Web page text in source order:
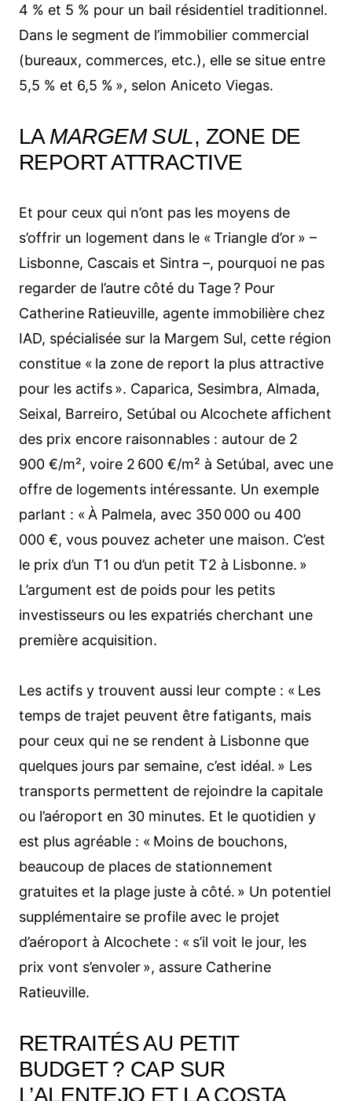
4 % et 5 % pour un bail résidentiel traditionnel.
Dans le segment de l’immobilier commercial
(bureaux, commerces, etc.), elle se situe entre
5,5 % et 6,5 % », selon Aniceto Viegas.
LA MARGEM SUL, ZONE DE
REPORT ATTRACTIVE
Et pour ceux qui n’ont pas les moyens de
s’offrir un logement dans le « Triangle d’or » –
Lisbonne, Cascais et Sintra –, pourquoi ne pas
regarder de l’autre côté du Tage ? Pour
Catherine Ratieuville, agente immobilière chez
IAD, spécialisée sur la Margem Sul, cette région
constitue « la zone de report la plus attractive
pour les actifs ». Caparica, Sesimbra, Almada,
Seixal, Barreiro, Setúbal ou Alcochete affichent
des prix encore raisonnables : autour de 2
900 €/m², voire 2 600 €/m² à Setúbal, avec une
offre de logements intéressante. Un exemple
parlant : « À Palmela, avec 350 000 ou 400
000 €, vous pouvez acheter une maison. C’est
le prix d’un T1 ou d’un petit T2 à Lisbonne. »
L’argument est de poids pour les petits
investisseurs ou les expatriés cherchant une
première acquisition.
Les actifs y trouvent aussi leur compte : « Les
temps de trajet peuvent être fatigants, mais
pour ceux qui ne se rendent à Lisbonne que
quelques jours par semaine, c’est idéal. » Les
transports permettent de rejoindre la capitale
ou l’aéroport en 30 minutes. Et le quotidien y
est plus agréable : « Moins de bouchons,
beaucoup de places de stationnement
gratuites et la plage juste à côté. » Un potentiel
supplémentaire se profile avec le projet
d’aéroport à Alcochete : « s’il voit le jour, les
prix vont s’envoler », assure Catherine
Ratieuville.
RETRAITÉS AU PETIT
BUDGET ? CAP SUR
L’ALENTEJO ET LA COSTA